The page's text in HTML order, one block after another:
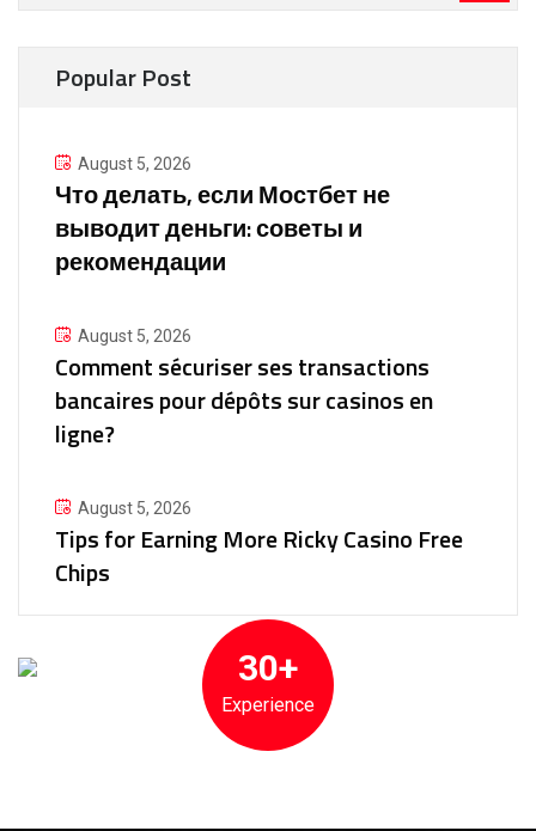
Popular Post
August 5, 2026
Что делать, если Мостбет не
выводит деньги: советы и
рекомендации
August 5, 2026
Comment sécuriser ses transactions
bancaires pour dépôts sur casinos en
ligne?
August 5, 2026
Tips for Earning More Ricky Casino Free
Chips
30+
Experience